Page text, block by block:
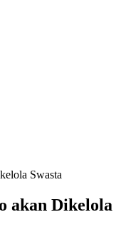
Swasta
akan Dikelola